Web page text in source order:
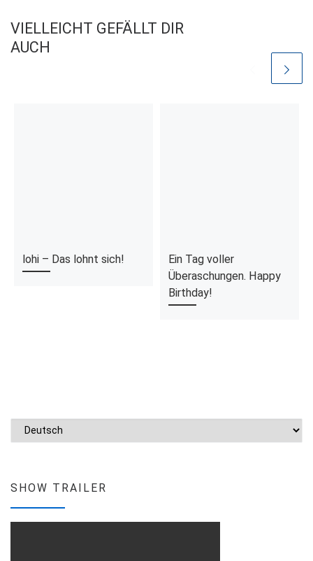
VIELLEICHT GEFÄLLT DIR
AUCH
lohi – Das lohnt sich!
Ein Tag voller
Überaschungen. Happy
Birthday!
Sprache auswählen
SHOW TRAILER